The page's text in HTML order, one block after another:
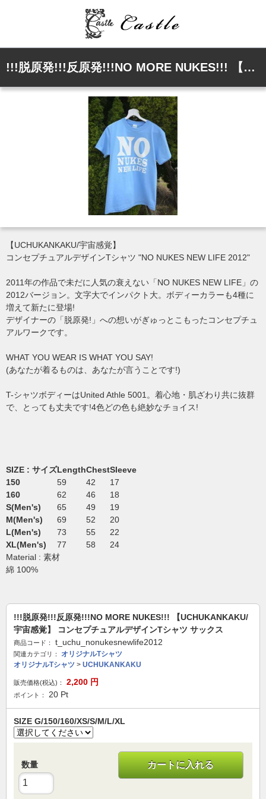
!!!脱原発!!!反原発!!!NO MORE NUKES!!! 【UCHUKANKAKU/宇宙感覚】 コンセプチュアルデザインTシャツ サックス
【UCHUKANKAKU/宇宙感覚】
コンセプチュアルデザインTシャツ "NO NUKES NEW LIFE 2012"
2011年の作品で未だに人気の衰えない「NO NUKES NEW LIFE」の
2012バージョン。文字大でインパクト大。ボディーカラーも4種に
増えて新たに登場!
デザイナーの「脱原発!」への想いがぎゅっとこもったコンセプチュ
アルワークです。
WHAT YOU WEAR IS WHAT YOU SAY!
(あなたが着るものは、あなたが言うことです!)
T-シャツボディーはUnited Athle 5001。着心地・肌ざわり共に抜群
で、とっても丈夫です!4色どの色も絶妙なチョイス!
SIZE : サイズLengthChestSleeve
150
59 42
17
160
62 46
18
S(Men's)
65 49
19
M(Men's)
69 52
20
L(Men's)
73 55
22
XL(Men's)
77 58
24
Material : 素材
綿 100%
!!!脱原発!!!反原発!!!NO MORE NUKES!!! 【UCHUKANKAKU/
宇宙感覚】 コンセプチュアルデザインTシャツ サックス
商品コード： t_uchu_nonukesnewlife2012
関連カテゴリ：
オリジナルTシャツ
オリジナルTシャツ > UCHUKANKAKU
販売価格(税込)： 2,200 円
ポイント： 20 Pt
SIZE G/150/160/XS/S/M/L/XL
数量 カートに入れる